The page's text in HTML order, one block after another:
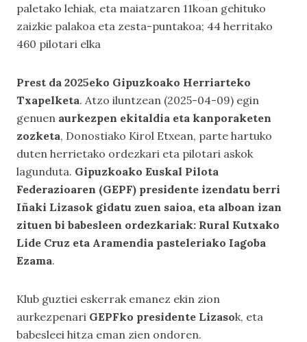
paletako lehiak, eta maiatzaren 11koan gehituko
zaizkie palakoa eta zesta-puntakoa; 44 herritako
460 pilotari elka
Prest da 2025eko Gipuzkoako Herriarteko
Txapelketa. Atzo iluntzean (2025-04-09) egin
genuen aurkezpen ekitaldia eta kanporaketen
zozketa, Donostiako Kirol Etxean, parte hartuko
duten herrietako ordezkari eta pilotari askok
lagunduta. Gipuzkoako Euskal Pilota
Federazioaren (GEPF) presidente izendatu berri
Iñaki Lizasok gidatu zuen saioa, eta alboan izan
zituen bi babesleen ordezkariak: Rural Kutxako
Lide Cruz eta Aramendia pasteleriako Iagoba
Ezama.
Klub guztiei eskerrak emanez ekin zion
aurkezpenari GEPFko presidente Lizasok, eta
babesleei hitza eman zien ondoren.